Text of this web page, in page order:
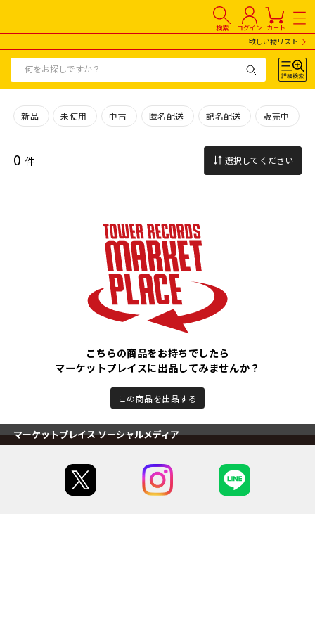
検索 ログイン カート
欲しい物リスト
新品 未使用 中古 匿名配送 記名配送 販売中
0 件 選択してください
こちらの商品をお持ちでしたら
マーケットプレイスに出品してみませんか？
この商品を出品する
マーケットプレイス ソーシャルメディア